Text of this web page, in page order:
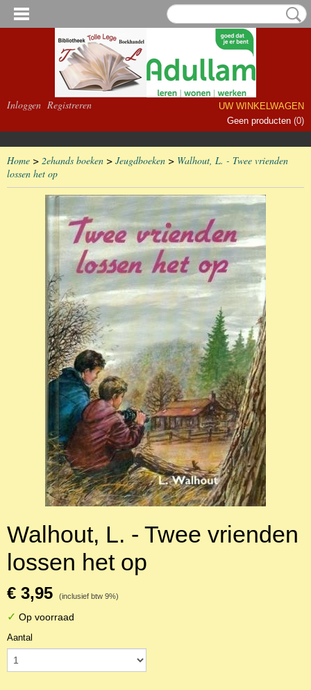
Inloggen Registreren
UW WINKELWAGEN
Geen producten (0)
Home > 2ehands boeken > Jeugdboeken > Walhout, L. - Twee vrienden
lossen het op
Walhout, L. - Twee vrienden
lossen het op
€ 3,95 (inclusief btw 9%)
✓ Op voorraad
Aantal